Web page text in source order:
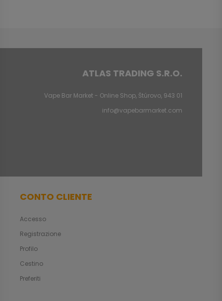
ATLAS TRADING S.R.O.
Vape Bar Market - Online Shop, Štúrovo, 943 01
info@vapebarmarket.com
CONTO CLIENTE
Accesso
Registrazione
Profilo
Cestino
Preferiti